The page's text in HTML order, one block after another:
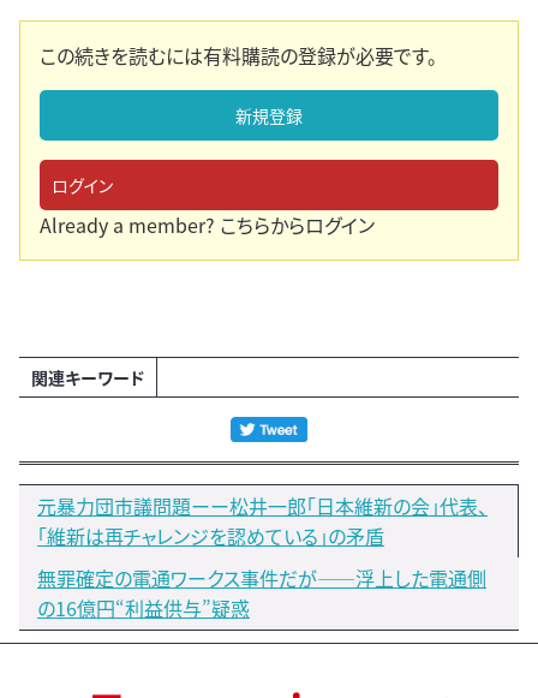
この続きを読むには有料購読の登録が必要です。
新規登録
ログイン
Already a member? こちらからログイン
関連キーワード
元暴力団市議問題ーー松井一郎「日本維新の会」代表、
「維新は再チャレンジを認めている」の矛盾
無罪確定の電通ワークス事件だが――浮上した電通側
の16億円“利益供与”疑惑